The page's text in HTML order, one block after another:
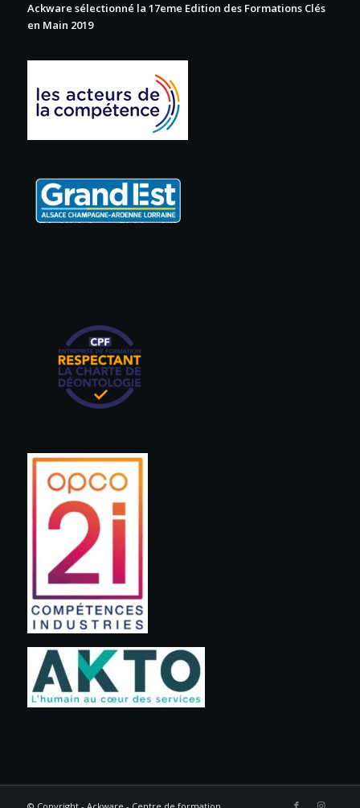
Ackware sélectionné la 17eme Edition des Formations Clés
en Main 2019